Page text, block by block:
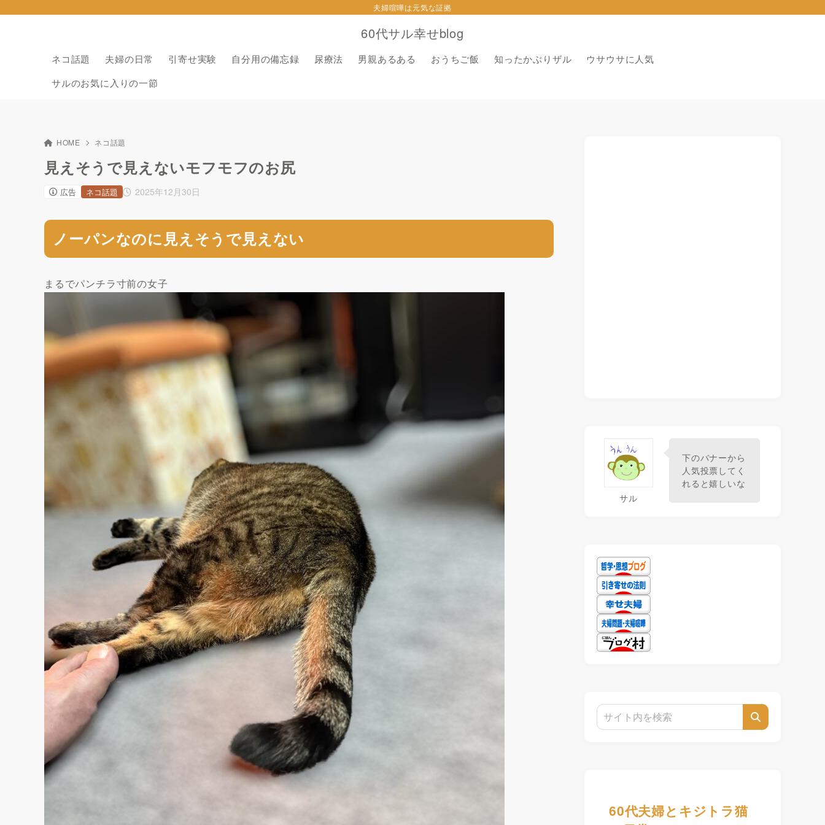
60代サル幸せblog
夫婦喧嘩は元気な証拠
ネコ話題 夫婦の日常 引寄せ実験 自分用の備忘録 尿療法 男親あるある おうちご飯 知ったかぶりザル
ウサウサに人気
サルのお気に入りの一節
HOME ネコ話題
見えそうで見えないモフモフのお尻
広告 2025年12月30日
ネコ話題
ノーパンなのに見えそうで見えない
まるでパンチラ寸前の女子
サル
下のバナーから
人気投票してく
れると嬉しいな
60代夫婦とキジトラ猫